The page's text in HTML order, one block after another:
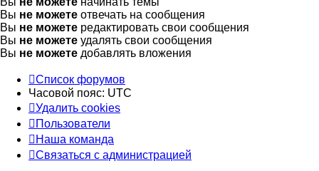
Вы не можете отвечать на сообщения
Вы не можете редактировать свои сообщения
Вы не можете удалять свои сообщения
Вы не можете добавлять вложения
Список форумов
Часовой пояс: UTC
Удалить cookies
Пользователи
Наша команда
Связаться с администрацией